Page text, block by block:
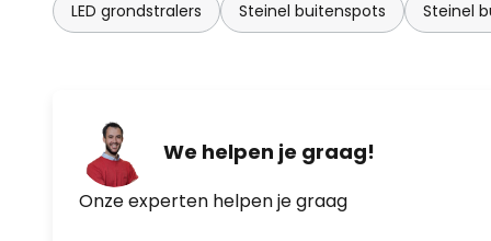
LED grondstralers Steinel buitenspots Steinel
We helpen je graag!
Onze experten helpen je graag